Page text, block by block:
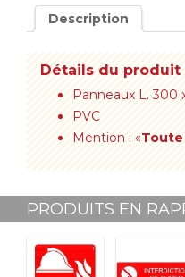
Description
Détails du produit
Panneaux L. 300
PVC
Mention : «
PRODUITS EN